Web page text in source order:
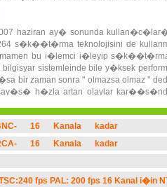
16 Kanala kadar
16 Kanala kadar
fps PAL: 200 fps 16 Kanal i�in
haziran ay� sonunda
s�k��t�rma teknolojisini de
bu i�lemci i�leyip
sistemleinde bile y�ksek
bir zaman sonra '' olmazsa olmaz ''
h�zla artan olaylar